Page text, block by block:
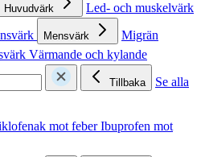
Huvudvärk Led- och muskelvärk
Mensvärk
Migrän
Värmande och kylande
Tillbaka
Se alla
mot feberIbuprofen mot